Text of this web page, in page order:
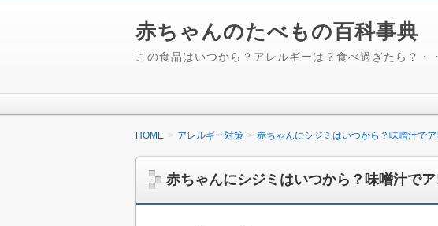
赤ちゃんのたべもの百科事典
この食品はいつから？アレルギーは？食べ過ぎたら？・
HOME アレルギー対策 赤ちゃんにシジミはいつから？味噌汁でア
赤ちゃんにシジミはいつから？味噌汁でア